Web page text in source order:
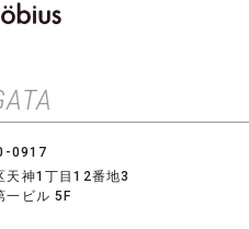
0917
天神1丁目12番地3
一ビル 5F